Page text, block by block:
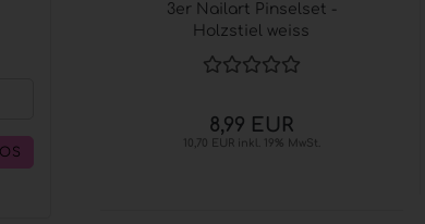
3er Nailart Pinselset -
Holzstiel weiss
8,99 EUR
10,70 EUR inkl. 19% MwSt.